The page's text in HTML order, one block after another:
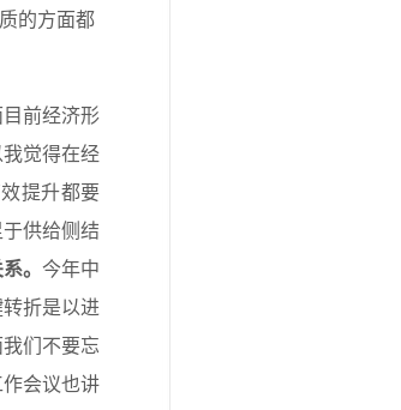
的方面都
前经济形
觉得在经
提升都要
供给侧结
。 今年中
折是以进
们不要忘
会议也讲